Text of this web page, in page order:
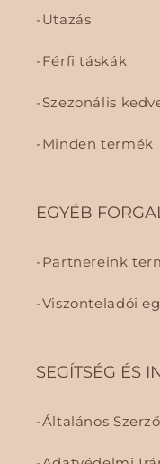
Utazás
Férfi táskák
Szezonális
Minden termék
EGYÉB
Partnereink
Viszonteladói
SEGÍTSÉG ÉS
Általános